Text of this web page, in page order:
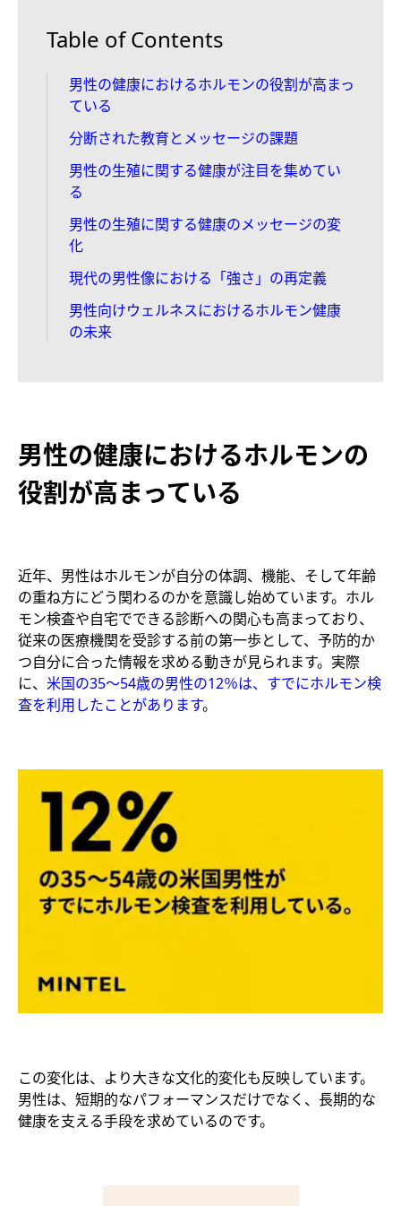
Table of Contents
男性の健康におけるホルモンの役割が高まっ
ている
分断された教育とメッセージの課題
男性の生殖に関する健康が注目を集めてい
る
男性の生殖に関する健康のメッセージの変
化
現代の男性像における「強さ」の再定義
男性向けウェルネスにおけるホルモン健康
の未来
男性の健康におけるホルモンの
役割が高まっている
近年、男性はホルモンが自分の体調、機能、そして年齢
の重ね方にどう関わるのかを意識し始めています。ホル
モン検査や自宅でできる診断への関心も高まっており、
従来の医療機関を受診する前の第一歩として、予防的か
つ自分に合った情報を求める動きが見られます。実際
に、 米国の35〜54歳の男性の12％は、すでにホルモン検
査を利用したことがあります。
この変化は、より大きな文化的変化も反映しています。
男性は、短期的なパフォーマンスだけでなく、長期的な
健康を支える手段を求めているのです。